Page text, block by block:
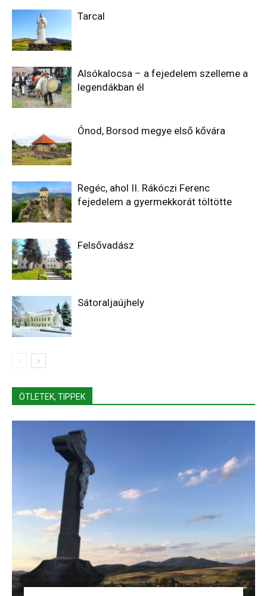
Tarcal
Alsókalocsa – a fejedelem szelleme a
legendákban él
Ónod, Borsod megye első kővára
Regéc, ahol II. Rákóczi Ferenc
fejedelem a gyermekkorát töltötte
Felsővadász
Sátoraljaújhely
ÖTLETEK, TIPPEK